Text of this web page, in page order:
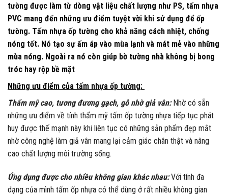
tường được làm từ dòng vật liệu chất lượng như PS, tấm nhựa
PVC mang đến những ưu điểm tuyệt vời khi sử dụng để ốp
tường. Tấm nhựa ốp tường cho khả năng cách nhiệt, chống
nóng tốt. Nó tạo sự ấm áp vào mùa lạnh và mát mẻ vào những
mùa nóng. Ngoài ra nó còn giúp bờ tường nhà không bị bong
tróc hay rộp bề mặt
Những ưu điểm của tấm nhựa ốp tường:
Thẩm mỹ cao, tương đương gạch, gỗ nhờ giả vân:Nhờ có sẵn
những ưu điểm về tính thẩm mỹ tấm ốp tường nhựa tiếp tục phát
huy được thế mạnh này khi liên tục có những sản phẩm đẹp mắt
nhờ công nghệ làm giả vân mang lại cảm giác chân thật và nâng
cao chất lượng môi trường sống.
Ứng dụng được cho nhiều không gian khác nhau:Với tính đa
dạng của mình tấm ốp nhựa có thể dùng ở rất nhiều không gian